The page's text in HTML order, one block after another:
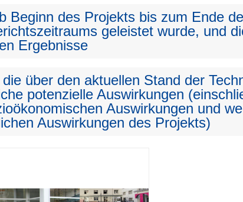
Beginn des Projekts bis zum Ende
geleistet wurde, und
Ergebnisse
über den aktuellen Stand der
potenzielle Auswirkungen
Auswirkungen und
Auswirkungen des Projekts)